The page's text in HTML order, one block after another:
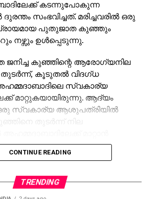
കടന്നുപോകുന്ന
സംഭവിച്ചത്. മരിച്ചവരില്‍ ഒരു
പ്രായമായ പുതുജാത കുഞ്ഞും
നഴ്സും ഉള്‍പ്പെടുന്നു.
ജനിച്ച കുഞ്ഞിന്റെ ആരോഗ്യനില
തുടര്‍ന്ന്, കൂടുതല്‍ വിദഗ്ധ
അഹമ്മദാബാദിലെ സ്വകാര്യ
മാറ്റുകയായിരുന്നു. ആദ്യം
സ്വകാര്യ ആശുപത്രിയില്‍
തുടര്‍ന്ന് നില
കുടുംബത്തെയും
ഓറഞ്ച് ചില്‍ഡ്രന്‍സ്
ആരവല്ലി എസ്.പി.
അറിയിച്ചു.
CONTINUE READING
TRENDING